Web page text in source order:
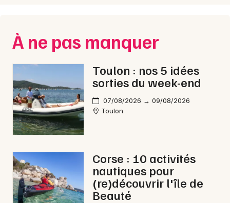
À ne pas manquer
Toulon : nos 5 idées
sorties du week-end
07/08/2026 → 09/08/2026
Toulon
Corse : 10 activités
nautiques pour
(re)découvrir l'île de
Beauté